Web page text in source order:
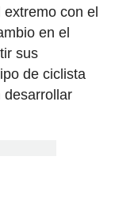
con el
en el
sus
de ciclista
desarrollar